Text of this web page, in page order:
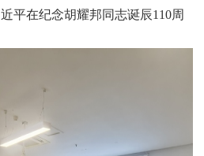
平在纪念胡耀邦同志诞辰110周